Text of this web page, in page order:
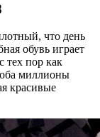
что день
обувь играет
тех пор как
миллионы
красивые